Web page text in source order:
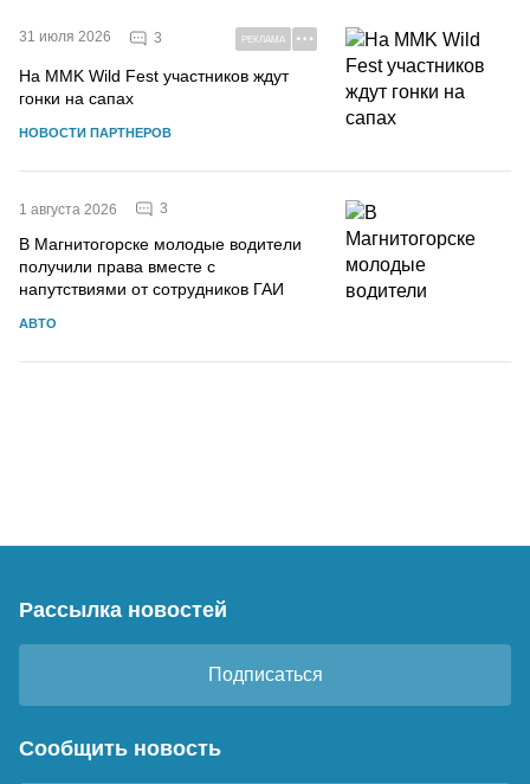
31 июля 2026 3 РЕКЛАМА
На MMK Wild Fest участников ждут
гонки на сапах
НОВОСТИ ПАРТНЕРОВ
1 августа 2026 3
В Магнитогорске молодые водители
получили права вместе с
напутствиями от сотрудников ГАИ
АВТО
Рассылка новостей
Подписаться
Сообщить новость